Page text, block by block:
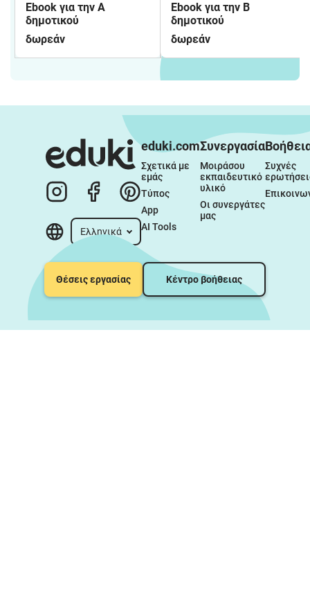
Ebook για την Α
δημοτικού
δωρεάν
Ebook για την Β
δημοτικού
δωρεάν
Ελληνικά
eduki.com
Σχετικά με
εμάς
Τύπος
App
AI Tools
Συνεργασία
Μοιράσου
εκπαιδευτικό
υλικό
Οι συνεργάτες
μας
Συχνές
Θέσεις εργασίας Κέντρο βοήθειας